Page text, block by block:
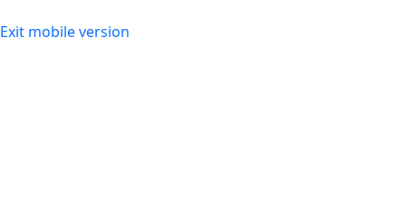
Exit mobile version